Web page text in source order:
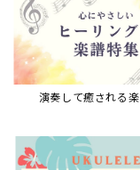
おすすめ記事